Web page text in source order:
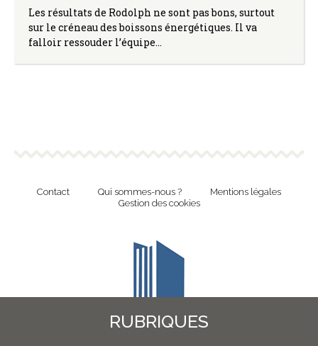
Les résultats de Rodolph ne sont pas bons, surtout
sur le créneau des boissons énergétiques. Il va
falloir ressouder l’équipe…
RUBRIQUES
Contact Qui sommes-nous ?
Mentions légales
Gestion des cookies
Revue en ligne de l'Union Nationale Culture et Bibliothèques Pour Tous